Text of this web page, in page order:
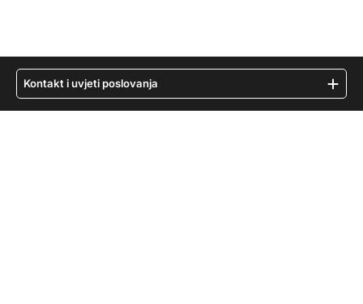
Kontakt i uvjeti poslovanja